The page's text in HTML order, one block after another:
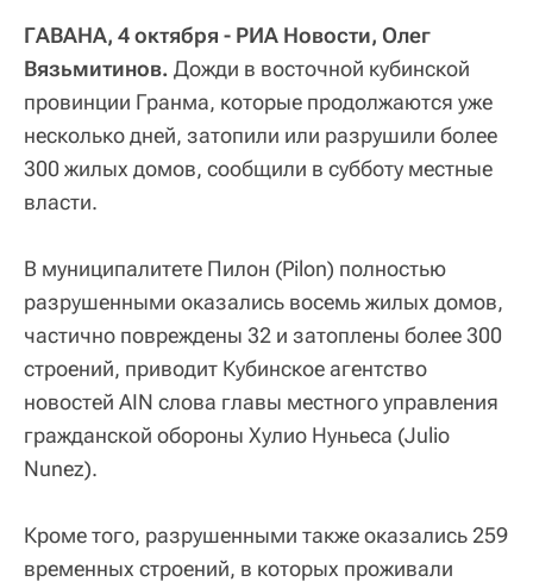
ГАВАНА, 4 октября - РИА Новости, Олег
Вязьмитинов. Дожди в восточной кубинской
провинции Гранма, которые продолжаются уже
несколько дней, затопили или разрушили более
300 жилых домов, сообщили в субботу местные
власти.
В муниципалитете Пилон (Pilon) полностью
разрушенными оказались восемь жилых домов,
частично повреждены 32 и затоплены более 300
строений, приводит Кубинское агентство
новостей AIN слова главы местного управления
гражданской обороны Хулио Нуньеса (Julio
Nunez).
Кроме того, разрушенными также оказались 259
временных строений, в которых проживали